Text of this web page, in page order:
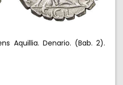
Aquillia. Denario. (Bab. 2).